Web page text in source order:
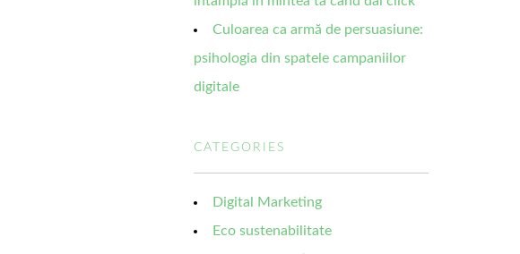
Culoarea ca armă de persuasiune:
psihologia din spatele campaniilor
digitale
CATEGORIES
Digital Marketing
Eco sustenabilitate